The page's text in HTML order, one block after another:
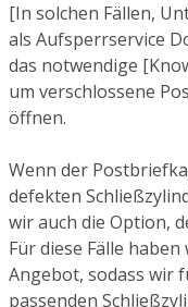
[In solchen Fällen,
als Aufsperrservice
das notwendige
um verschlossene
öffnen.
Wenn der
defekten
wir auch die Option,
Für diese Fälle
Angebot, sodass wir
passenden